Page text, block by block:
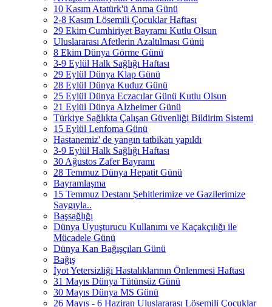
10 Kasım Atatürk'ü Anma Günü
2-8 Kasım Lösemili Çocuklar Haftası
29 Ekim Cumhiriyet Bayramı Kutlu Olsun
Uluslararası Afetlerin Azaltılması Günü
8 Ekim Dünya Görme Günü
3-9 Eylül Halk Sağlığı Haftası
29 Eylül Dünya Klap Günü
28 Eylül Dünya Kuduz Günü
25 Eylül Dünya Eczacılar Günü Kutlu Olsun
21 Eylül Dünya Alzheimer Günü
Türkiye Sağlıkta Çalışan Güvenliği Bildirim Sistemi
15 Eylül Lenfoma Günü
Hastanemiz' de yangın tatbikatı yapıldı
3-9 Eylül Halk Sağlığı Haftası
30 Ağustos Zafer Bayramı
28 Temmuz Dünya Hepatit Günü
Bayramlaşma
15 Temmuz Destanı Şehitlerimize ve Gazilerimize
Saygıyla..
Başsağlığı
Dünya Uyuşturucu Kullanımı ve Kaçakçılığı ile
Mücadele Günü
Dünya Kan Bağışçıları Günü
Bağış
İyot Yetersizliği Hastalıklarının Önlenmesi Haftası
31 Mayıs Dünya Tütünsüz Günü
30 Mayıs Dünya MS Günü
26 Mayıs - 6 Haziran Uluslararası Lösemili Çocuklar